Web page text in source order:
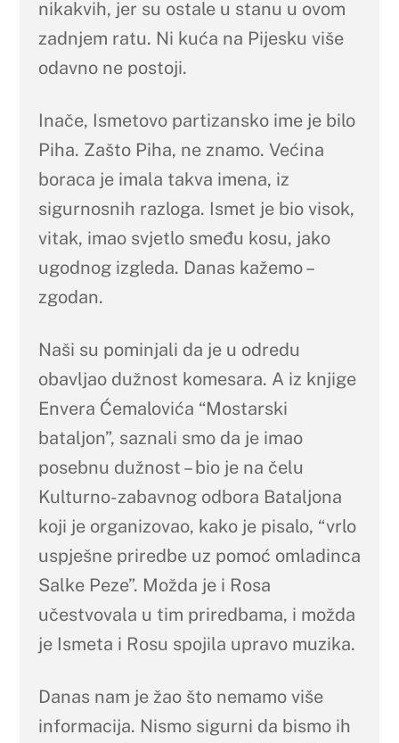
nikakvih, jer su ostale u stanu u ovom
zadnjem ratu. Ni kuća na Pijesku više
odavno ne postoji.
Inače, Ismetovo partizansko ime je bilo
Piha. Zašto Piha, ne znamo. Većina
boraca je imala takva imena, iz
sigurnosnih razloga. Ismet je bio visok,
vitak, imao svjetlo smeđu kosu, jako
ugodnog izgleda. Danas kažemo –
zgodan.
Naši su pominjali da je u odredu
obavljao dužnost komesara. A iz knjige
Envera Ćemalovića “Mostarski
bataljon”, saznali smo da je imao
posebnu dužnost – bio je na čelu
Kulturno-zabavnog odbora Bataljona
koji je organizovao, kako je pisalo, “vrlo
uspješne priredbe uz pomoć omladinca
Salke Peze”. Možda je i Rosa
učestvovala u tim priredbama, i možda
je Ismeta i Rosu spojila upravo muzika.
Danas nam je žao što nemamo više
informacija. Nismo sigurni da bismo ih